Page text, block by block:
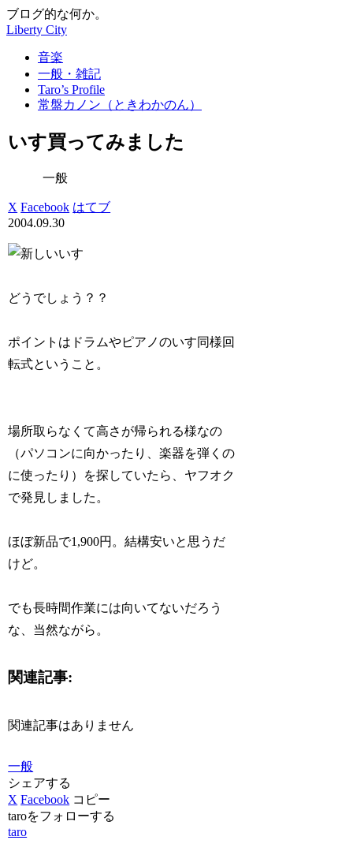
ブログ的な何か。
Liberty City
音楽
一般・雑記
Taro’s Profile
常盤カノン（ときわかのん）
いす買ってみました
一般
X Facebook はてブ
2004.09.30
どうでしょう？？
ポイントはドラムやピアノのいす同様回
転式ということ。
場所取らなくて高さが帰られる様なの
（パソコンに向かったり、楽器を弾くの
に使ったり）を探していたら、ヤフオク
で発見しました。
ほぼ新品で1,900円。結構安いと思うだ
けど。
でも長時間作業には向いてないだろう
な、当然ながら。
関連記事:
関連記事はありません
一般
シェアする
X Facebook コピー
taroをフォローする
taro